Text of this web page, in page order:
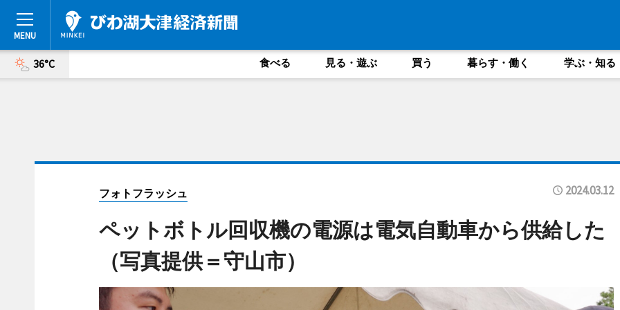
36°C 食べる 見る・遊ぶ 買う 暮らす・働く 学ぶ・知る
フォトフラッシュ 2024.03.12
ペットボトル回収機の電源は電気自動車から供給した
（写真提供＝守山市）